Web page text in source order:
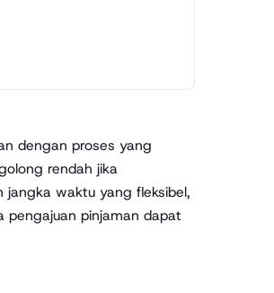
dengan proses yang
rendah jika
jangka waktu yang fleksibel,
pengajuan pinjaman dapat